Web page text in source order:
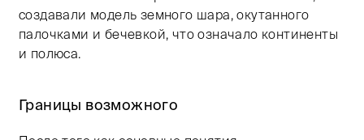
создавали модель земного шара, окутанного
палочками и бечевкой, что означало континенты
и полюса.
Границы возможного